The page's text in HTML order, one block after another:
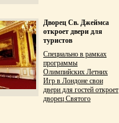
Дворец Св. Джеймса
откроет двери для
туристов
Специально в рамках
программы
Олимпийских Летних
Игр в Лондоне свои
двери для гостей откроет
дворец Святого